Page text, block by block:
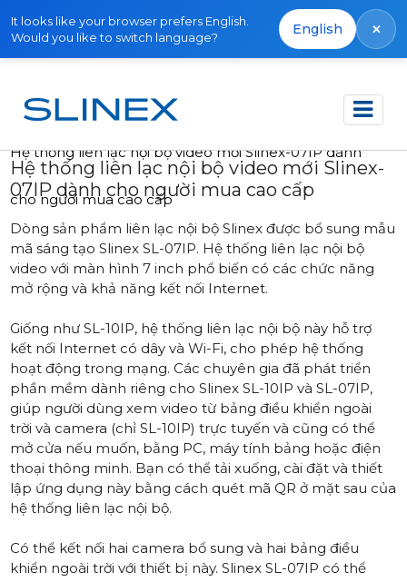
It looks like your browser prefers English.
Would you like to switch language?
English ×
Trang chủ Tin tức
Hệ thống liên lạc nội bộ video mới Slinex-07IP dành
cho người mua cao cấp
Hệ thống liên lạc nội bộ video mới Slinex-
07IP dành cho người mua cao cấp
Dòng sản phẩm liên lạc nội bộ Slinex được bổ sung mẫu
mã sáng tạo Slinex SL-07IP. Hệ thống liên lạc nội bộ
video với màn hình 7 inch phổ biến có các chức năng
mở rộng và khả năng kết nối Internet.
Giống như SL-10IP, hệ thống liên lạc nội bộ này hỗ trợ
kết nối Internet có dây và Wi-Fi, cho phép hệ thống
hoạt động trong mạng. Các chuyên gia đã phát triển
phần mềm dành riêng cho Slinex SL-10IP và SL-07IP,
giúp người dùng xem video từ bảng điều khiển ngoài
trời và camera (chỉ SL-10IP) trực tuyến và cũng có thể
mở cửa nếu muốn, bằng PC, máy tính bảng hoặc điện
thoại thông minh. Bạn có thể tải xuống, cài đặt và thiết
lập ứng dụng này bằng cách quét mã QR ở mặt sau của
hệ thống liên lạc nội bộ.
Có thể kết nối hai camera bổ sung và hai bảng điều
khiển ngoài trời với thiết bị này. Slinex SL-07IP có thể